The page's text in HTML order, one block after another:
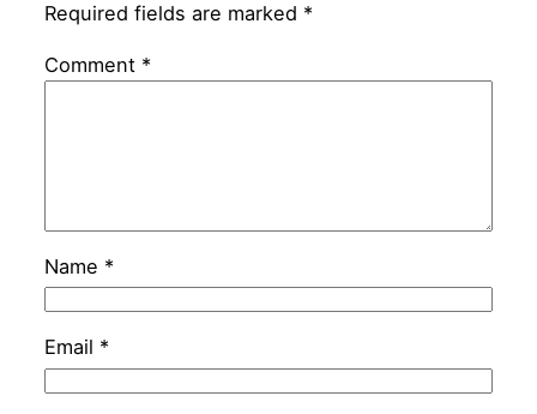
Required fields are marked *
Comment *
Name *
Email *